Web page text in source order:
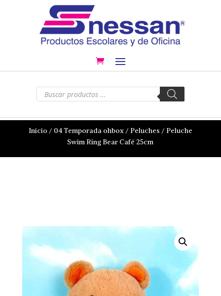
Búsqueda
productos
Inicio / 04 Temporada ohbox/ Peluches / Peluche
Swim Ring Bear Café 25cm